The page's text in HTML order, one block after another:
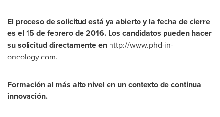
El proceso de solicitud está ya abierto y la fecha de cierre
es el 15 de febrero de 2016. Los candidatos pueden hacer
su solicitud directamente en http://www.phd-in-
oncology.com.
Formación al más alto nivel en un contexto de continua
innovación.